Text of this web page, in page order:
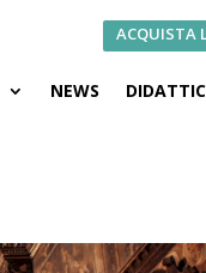
ACQUISTA
NEWS